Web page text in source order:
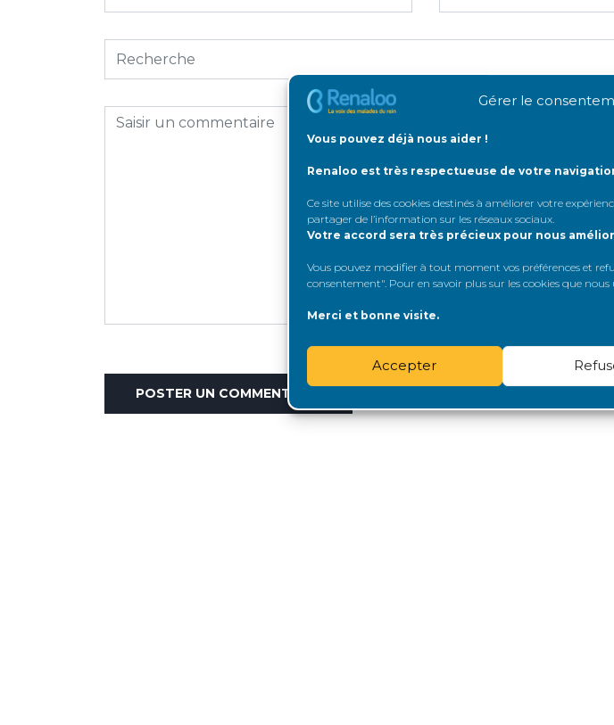
Gérer le
Vous pouvez déjà nous aider !
Renaloo est très respectueuse de votre
Ce site utilise des cookies destinés à améliorer votre
partager de l’information sur les réseaux sociaux
Votre accord sera très précieux pour nous
Vous pouvez modifier à tout moment vos préférences et
consentement". Pour en savoir plus sur les cookies que
Merci et bonne visite.
Accepter